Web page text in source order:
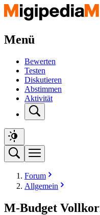
Menü
Bewerten
Testen
Diskutieren
Abstimmen
Aktivität
Forum
Allgemein
M-Budget